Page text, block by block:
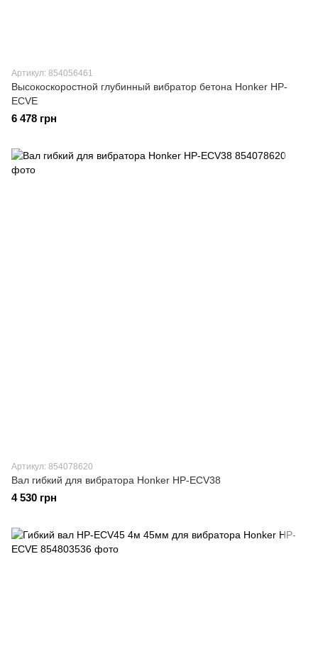
Артикул: 854056461
Высокоскоростной глубинный вибратор бетона Honker HP-
ECVE
6 478 грн
Артикул: 854078620
Вал гибкий для вибратора Honker HP-ECV38
4 530 грн